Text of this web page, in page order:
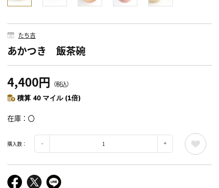
たち吉
あかつき 飯茶碗
4,400円 （税込）
積算 40 マイル (1倍)
在庫 〇
購入数：